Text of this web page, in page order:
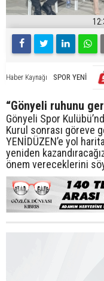
Haber Kaynağı SPOR YENİ
“Gönyeli ruhunu
Gönyeli Spor
Kurul sonrası göreve
YENİDÜZEN’e yol
yeniden
önem vereceklerini